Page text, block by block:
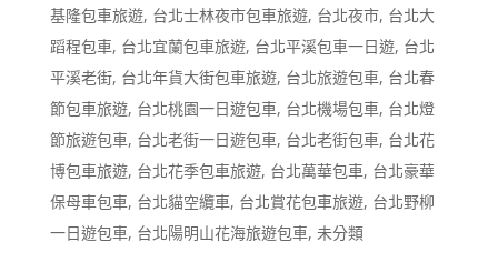
基隆包車旅遊, 台北士林夜市包車旅遊, 台北夜市, 台北大
蹈程包車, 台北宜蘭包車旅遊, 台北平溪包車一日遊, 台北
平溪老街, 台北年貨大街包車旅遊, 台北旅遊包車, 台北春
節包車旅遊, 台北桃園一日遊包車, 台北機場包車, 台北燈
節旅遊包車, 台北老街一日遊包車, 台北老街包車, 台北花
博包車旅遊, 台北花季包車旅遊, 台北萬華包車, 台北豪華
保母車包車, 台北貓空纜車, 台北賞花包車旅遊, 台北野柳
一日遊包車, 台北陽明山花海旅遊包車, 未分類